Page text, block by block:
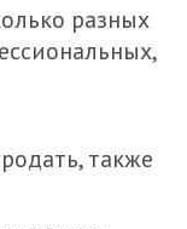
разных
также